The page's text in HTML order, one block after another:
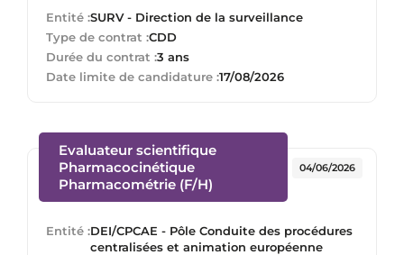
Entité :SURV - Direction de la surveillance
Type de contrat :CDD
Durée du contrat :3 ans
Date limite de candidature :17/08/2026
Evaluateur scientifique
Pharmacocinétique
Pharmacométrie (F/H)
Entité :DEI/CPCAE - Pôle Conduite des procédures
centralisées et animation européenne
04/06/2026